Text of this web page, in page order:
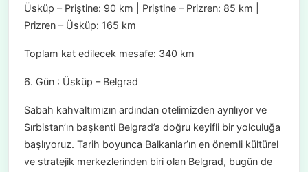
Üsküp – Priştine: 90 km | Priştine – Prizren: 85 km |
Prizren – Üsküp: 165 km
Toplam kat edilecek mesafe: 340 km
6. Gün : Üsküp – Belgrad
Sabah kahvaltımızın ardından otelimizden ayrılıyor ve
Sırbistan’ın başkenti Belgrad’a doğru keyifli bir yolculuğa
başlıyoruz. Tarih boyunca Balkanlar’ın en önemli kültürel
ve stratejik merkezlerinden biri olan Belgrad, bugün de